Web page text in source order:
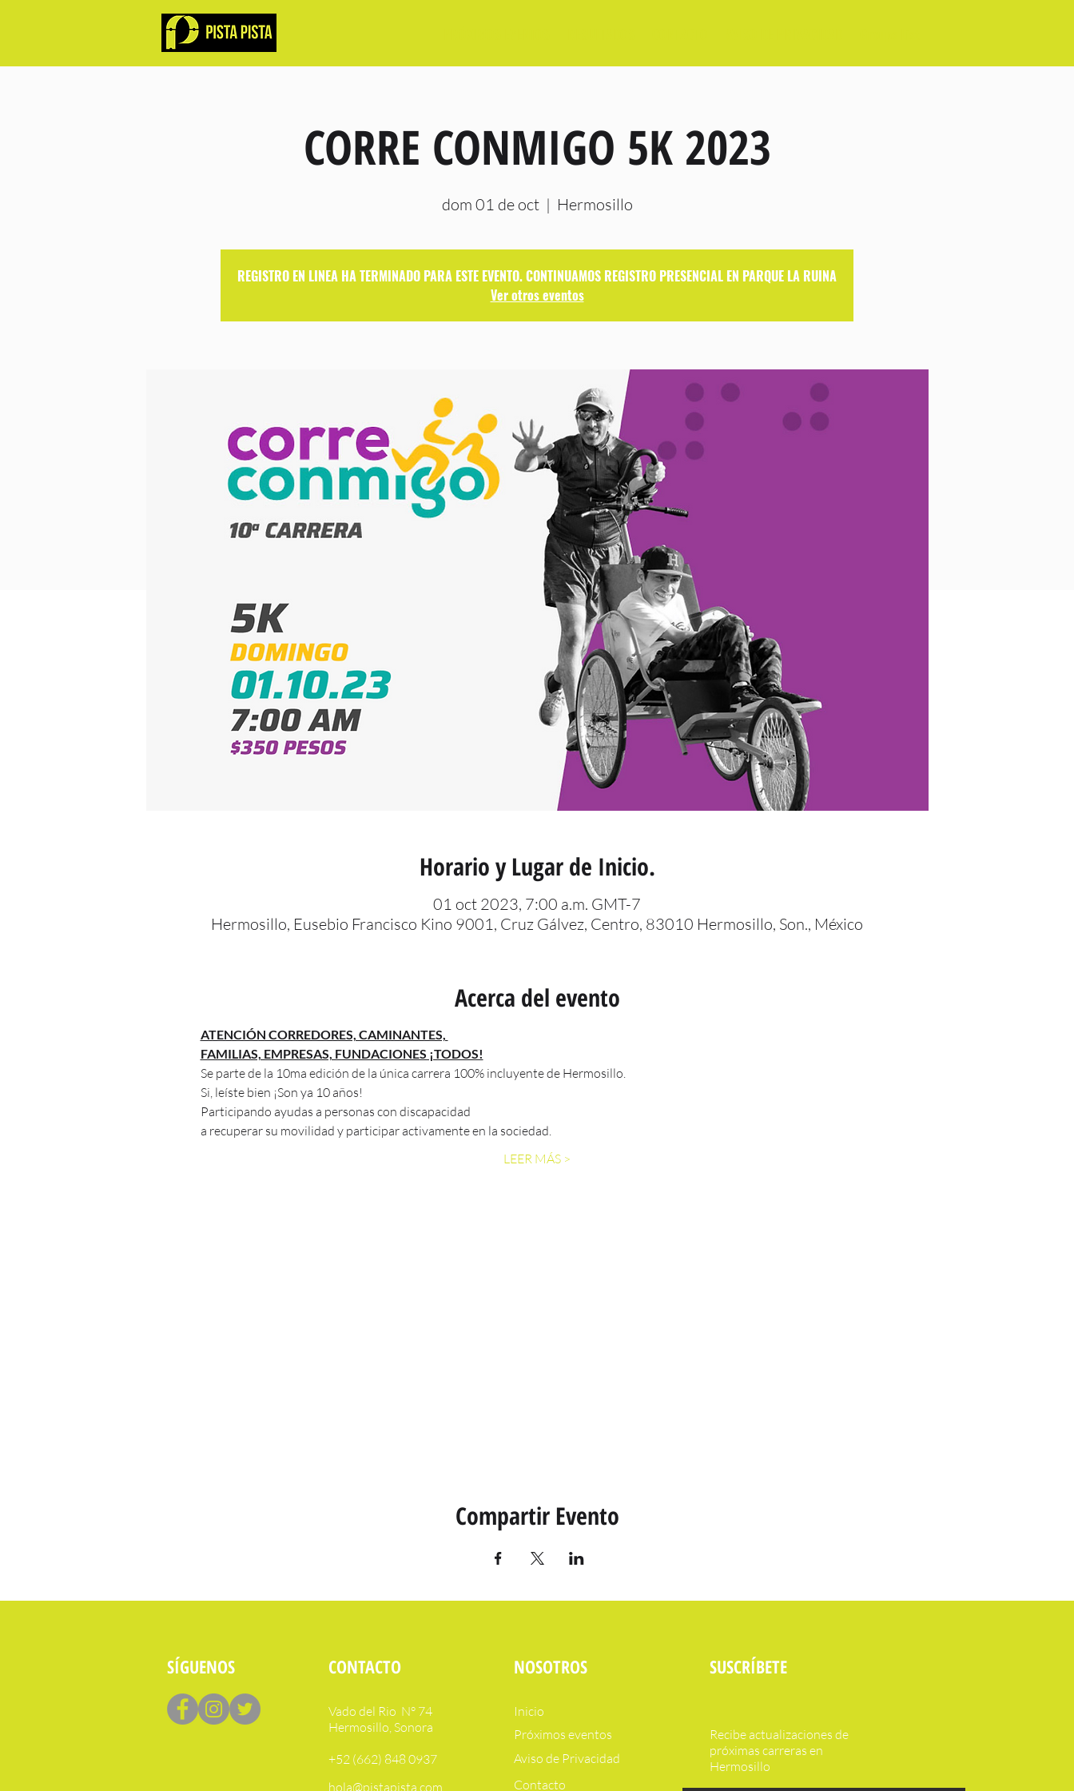
CORRE CONMIGO 5K 2023
dom 01 de oct
  |
Hermosillo
REGISTRO EN LINEA HA TERMINADO PARA ESTE EVENTO. CONTINUAMOS REGISTRO PRESENCIAL EN PARQUE LA RUINA
Ver otros eventos
Horario y Lugar de Inicio.
01 oct 2023, 7:00 a.m. GMT-7
Hermosillo, Eusebio Francisco Kino 9001, Cruz Gálvez, Centro, 83010 Hermosillo, Son., México
Acerca del evento
ATENCIÓN CORREDORES, CAMINANTES,
FAMILIAS, EMPRESAS, FUNDACIONES ¡TODOS!
Se parte de la 10ma edición de la única carrera 100% incluyente de Hermosillo.
Si, leíste bien ¡Son ya 10 años!
Participando ayudas a personas con discapacidad
a recuperar su movilidad y participar activamente en la sociedad.
LEER MÁS >
Compartir Evento
SÍGUENOS CONTACTO
Vado del Rio N° 74
Hermosillo, Sonora
+52 (662) 848 0937
hola@pistapista.com
NOSOTROS
Inicio
Próximos eventos
Aviso de Privacidad
Contacto
SUSCRÍBETE
Recibe actualizaciones de
próximas carreras en
Hermosillo